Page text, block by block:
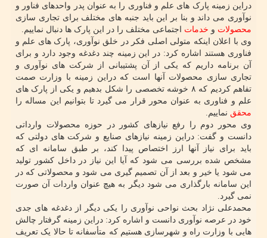
دراین زمینه پارک های علم و فناوری را به عنوان پدر واحدهای فناور و
نوآوری می داند و بنا بر این باید جنبه های مختلف برای تجاری سازی
محصولات و خدمات اجتماعی مختلف را در این پارک ها دنبال نماییم.
وی با اعلان اینکه متولی اصلی فکر در خلق نوآوری، پارک های علم و
فناوری هستند اشاره کرد: در این زمینه چند دغدغه وجود دارد و برای
آن برنامه داریم که یکی از آن پشتیبانی از شرکت های نوآوری و
تجاری سازی محصولات آنها است که دراین زمینه با وزارت صمت
تفاهم کردیم که ۸ خوشه تخصصی را شکل بدهیم و یکی از پارک های
علم و فناوری به عنوان محور قرار می گیرد تا بتوانیم این مساله را
محقق نماییم.
وی محور دوم را رفع نیازهای کشور در حوزه محصولات وارداتی
دانست و گفت: دراین زمینه نیازهای صنایع و شرکت های دولتی که
باید برای نیاز آنها ارز اختصاص پیدا کند، بر طبق سامانه ای که
مشخص شده بررسی می شود که آیا این نیاز در داخل کشور تولید
می شود یا خیر و بعد از آن تصمیم گیری می شود و محصولاتی که در
این سامانه بارگذاری می شود دیگر به هیچ عنوان واردات آن صورت
نمی گیرد.
محمدعلی نژاد بحث نواحی نوآوری را یکی دیگر از دغدغه های جدی
خود در عرصه نوآوری دانست و اشاره کرد: دراین زمینه گرفتار چالش
هایی با وزارت راه و شهرسازی هستیم که متأسفانه تا حالا یک تعریف